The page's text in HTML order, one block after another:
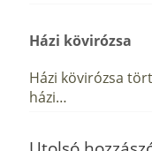
Házi kövirózsa
Házi kövirózsa
házi…